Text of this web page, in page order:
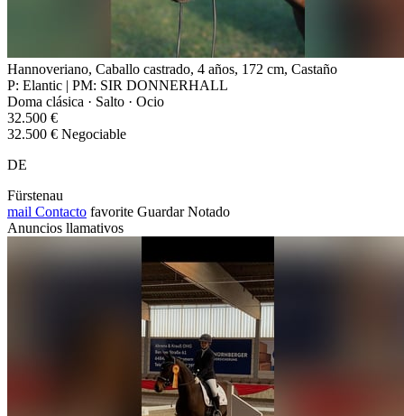
Hannoveriano, Caballo castrado, 4 años, 172 cm, Castaño
P: Elantic | PM: SIR DONNERHALL
Doma clásica · Salto · Ocio
32.500 €
32.500 € Negociable
DE
Fürstenau
mail Contacto favorite Guardar Notado
Anuncios llamativos